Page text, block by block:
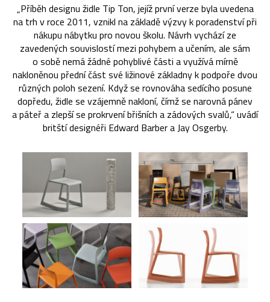
„Příběh designu židle Tip Ton, jejíž první verze byla uvedena
na trh v roce 2011, vznikl na základě výzvy k poradenství při
nákupu nábytku pro novou školu. Návrh vychází ze
zavedených souvislostí mezi pohybem a učením, ale sám
o sobě nemá žádné pohyblivé části a využívá mírně
nakloněnou přední část své ližinové základny k podpoře dvou
různých poloh sezení. Když se rovnováha sedícího posune
dopředu, židle se vzájemně nakloní, čímž se narovná pánev
a páteř a zlepší se prokrvení břišních a zádových svalů,“ uvádí
britští designéři Edward Barber a Jay Osgerby.